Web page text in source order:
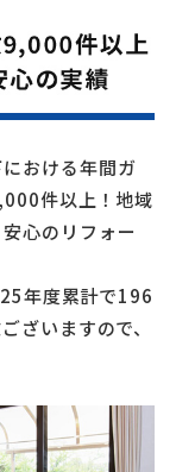
おける年間ガ
件以上！地域
心のリフォー
年度累計で196
ざいますので、